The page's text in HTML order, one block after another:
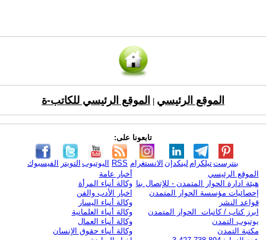
الموقع الرئيسي الموقع الرئيسي للكاتب-ة
تابعونا على:
الفيسبوك التويتر اليوتيوب RSS الانستغرام لينكدإن تيلكرامبنترست
الموقع الرئيسي
هيئة ادارة الحوار المتمدن - للإتصال بنا
إحصائيات مؤسسة الحوار المتمدن
قواعد النشر
ابرز كتاب / كاتبات الحوار المتمدن
يوتيوب التمدن
مكتبة التمدن
أخبار عامة
وكالة أنباء المرأة
اخبار الأدب والفن
وكالة أنباء اليسار
وكالة أنباء العلمانية
وكالة أنباء العمال
وكالة أنباء حقوق الإنسان